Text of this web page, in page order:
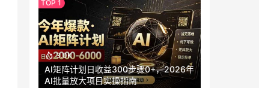
3.0K
AI矩阵计划日收益300步骤0+，2026年
AI批量放大项目实操指南